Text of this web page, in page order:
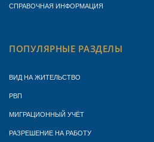
СПРАВОЧНАЯ ИНФОРМАЦИЯ
ПОПУЛЯРНЫЕ РАЗДЕЛЫ
ВИД НА ЖИТЕЛЬСТВО
РВП
МИГРАЦИОННЫЙ УЧЁТ
РАЗРЕШЕНИЕ НА РАБОТУ